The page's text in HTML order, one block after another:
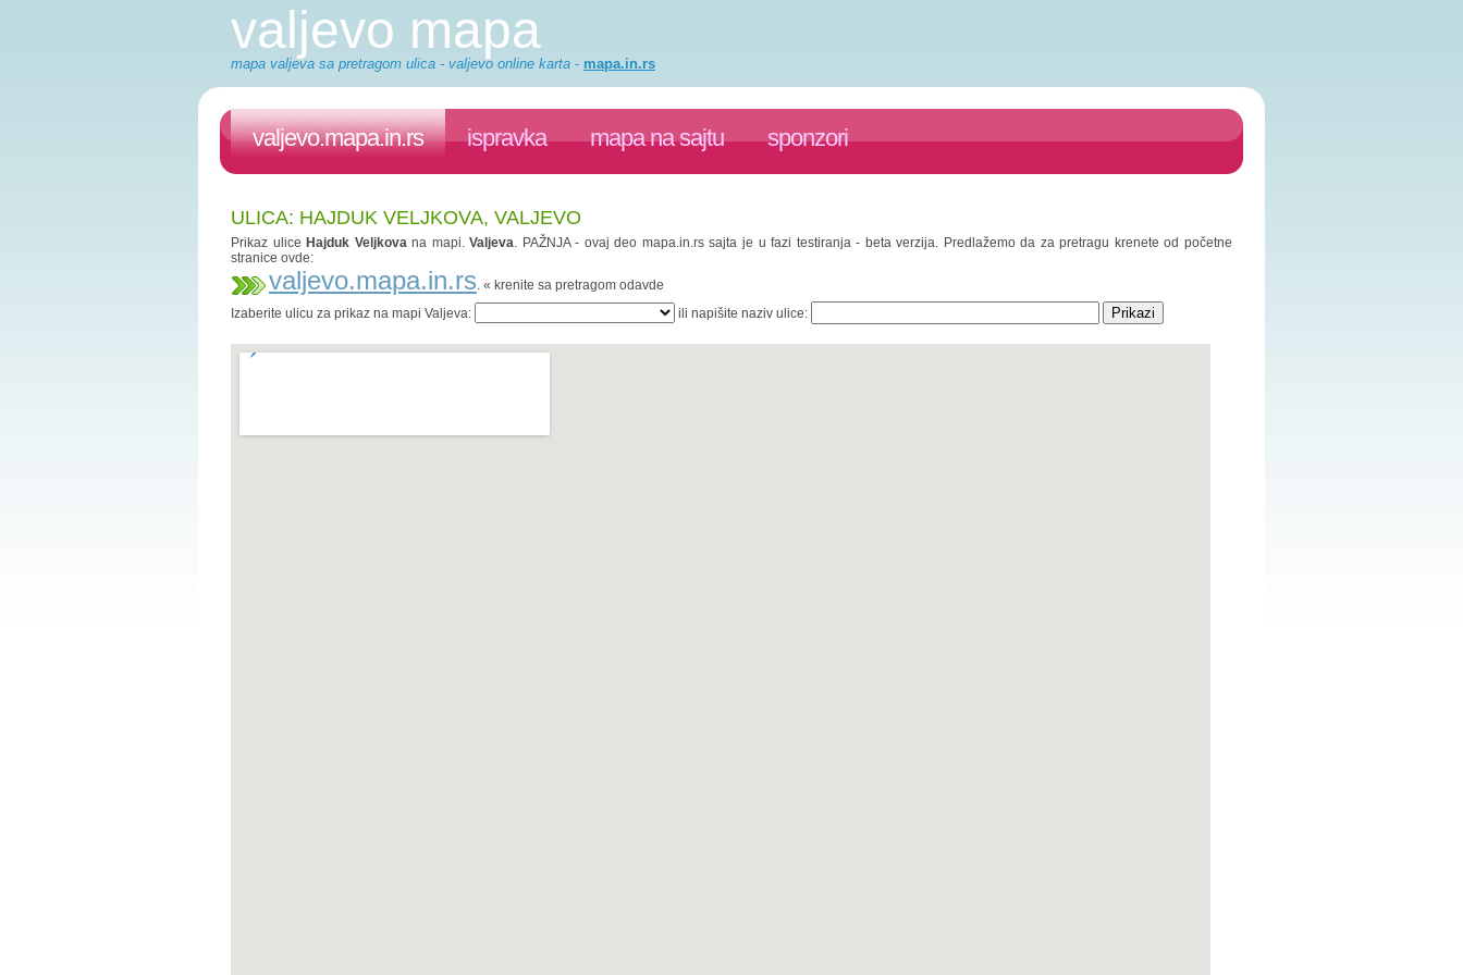
valjevo mapa
mapa valjeva sa pretragom ulica - valjevo online karta - mapa.in.rs
valjevo.mapa.in.rs ispravka mapa na sajtu sponzori
ULICA: HAJDUK VELJKOVA, VALJEVO
Prikaz ulice Hajduk Veljkovana mapi.Valjeva. PAŽNJA - ovaj deo mapa.in.rs sajta je u fazi testiranja - beta verzija. Predlažemo da za pretragu krenete od početne
stranice ovde:
valjevo.mapa.in.rs. « krenite sa pretragom odavde
Izaberite ulicu za prikaz na mapi Valjeva:
ili napišite naziv ulice: